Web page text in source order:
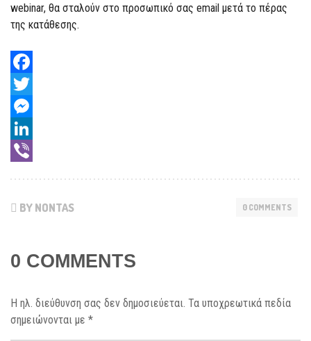
webinar, θα σταλούν στο προσωπικό σας email μετά το πέρας
της κατάθεσης.
Facebook
Twitter
Messenger
LinkedIn
BY NONTAS 0 COMMENTS
0 COMMENTS
Η ηλ. διεύθυνση σας δεν δημοσιεύεται. Τα υποχρεωτικά πεδία
σημειώνονται με *